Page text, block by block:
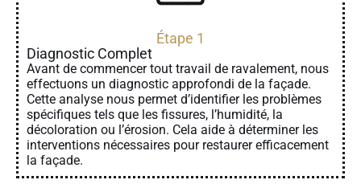
Étape 1
Diagnostic Complet
Avant de commencer tout travail de ravalement, nous
effectuons un diagnostic approfondi de la façade.
Cette analyse nous permet d’identifier les problèmes
spécifiques tels que les fissures, l’humidité, la
décoloration ou l’érosion. Cela aide à déterminer les
interventions nécessaires pour restaurer efficacement
la façade.